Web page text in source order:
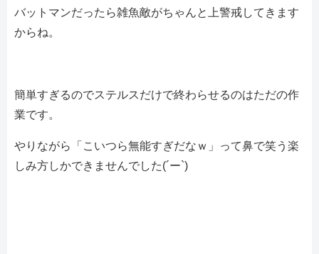
バットマンだったら雑魚敵がちゃんと上警戒してきます
からね。
簡単すぎるのでステルスだけで終わらせるのはただの作
業です。
やりながら「こいつら無能すぎだなｗ」って鼻で笑う楽
しみ方しかできませんでした(´ー`)